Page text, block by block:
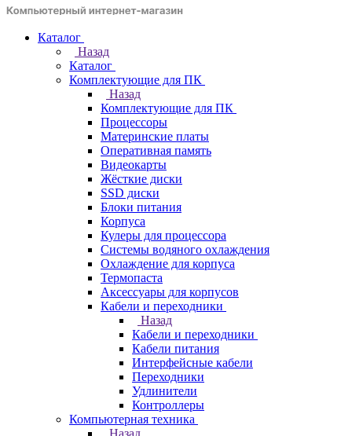
Каталог
Назад
Каталог
Комплектующие для ПК
Назад
Комплектующие для ПК
Процессоры
Материнские платы
Оперативная память
Видеокарты
Жёсткие диски
SSD диски
Блоки питания
Корпуса
Кулеры для процессора
Системы водяного охлаждения
Охлаждение для корпуса
Термопаста
Аксессуары для корпусов
Кабели и переходники
Назад
Кабели и переходники
Кабели питания
Интерфейсные кабели
Переходники
Удлинители
Контроллеры
Компьютерная техника
Назад